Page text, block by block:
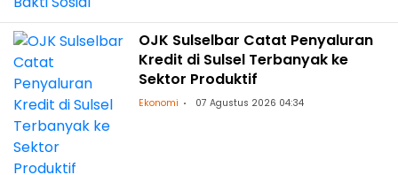
OJK Sulselbar Catat Penyaluran
Kredit di Sulsel Terbanyak ke
Sektor Produktif
Ekonomi 07 Agustus 2026 04:34